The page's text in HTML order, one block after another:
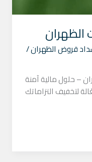
قروض الظهران/
– حلول مالية آمنة
لتخفيف التزاماتك